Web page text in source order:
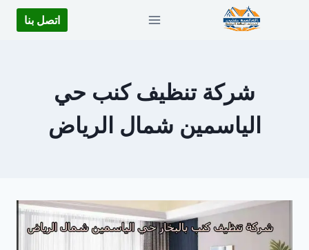
اتصل بنا
شركة تنظيف كنب حي
الياسمين شمال الرياض